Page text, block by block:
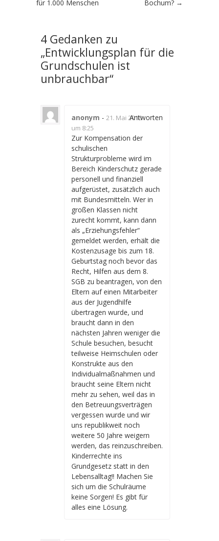
für 1.000 Menschen Bochum? →
4 Gedanken zu
„Entwicklungsplan für die
Grundschulen ist
unbrauchbar“
anonym - 21. Mai 2018
um 8:25
Zur Kompensation der
schulischen
Strukturprobleme wird im
Bereich Kinderschutz gerade
personell und finanziell
aufgerüstet, zusätzlich auch
mit Bundesmitteln. Wer in
großen Klassen nicht
zurecht kommt, kann dann
als „Erziehungsfehler“
gemeldet werden, erhält die
Kostenzusage bis zum 18.
Geburtstag noch bevor das
Recht, Hilfen aus dem 8.
SGB zu beantragen, von den
Eltern auf einen Mitarbeiter
aus der Jugendhilfe
übertragen wurde, und
braucht dann in den
nächsten Jahren weniger die
Schule besuchen, besucht
teilweise Heimschulen oder
Konstrukte aus den
Individualmaßnahmen und
braucht seine Eltern nicht
mehr zu sehen, weil das in
den Betreuungsverträgen
vergessen wurde und wir
uns republikweit noch
weitere 50 Jahre weigern
werden, das reinzuschreiben.
Kinderrechte ins
Grundgesetz statt in den
Lebensalltag!! Machen Sie
sich um die Schulräume
keine Sorgen! Es gibt für
alles eine Lösung.
Antworten